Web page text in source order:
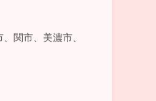
関市、美濃市、